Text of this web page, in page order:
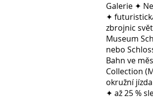
Galerie ✦
✦
zbrojnic
Museum
nebo
Bahn ve
Collection
okružní
✦ až 25 %